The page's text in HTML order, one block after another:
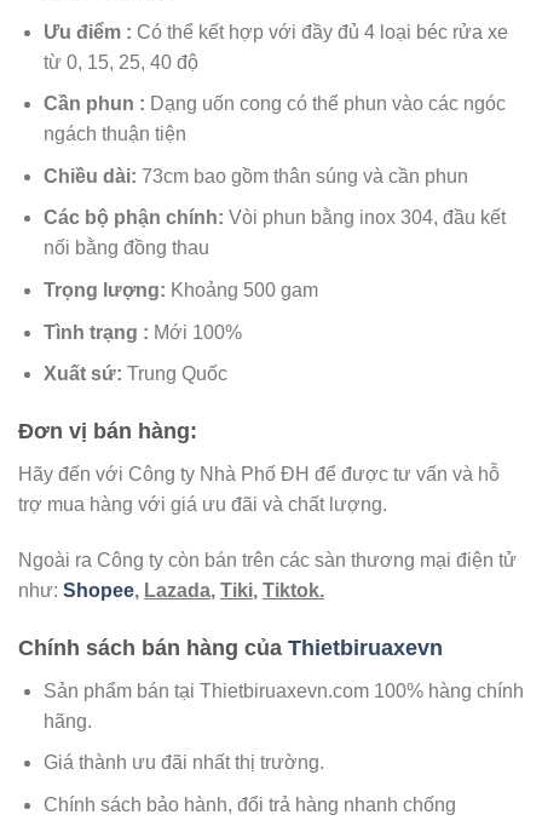
Ưu điểm : Có thể kết hợp với đầy đủ 4 loại béc rửa xe
từ 0, 15, 25, 40 độ
Cần phun : Dạng uốn cong có thể phun vào các ngóc
ngách thuận tiện
Chiều dài: 73cm bao gồm thân súng và cần phun
Các bộ phận chính: Vòi phun bằng inox 304, đầu kết
nối bằng đồng thau
Trọng lượng: Khoảng 500 gam
Tình trạng : Mới 100%
Xuất sứ: Trung Quốc
Đơn vị bán hàng:
Hãy đến với Công ty Nhà Phố ĐH để được tư vấn và hỗ
trợ mua hàng với giá ưu đãi và chất lượng.
Ngoài ra Công ty còn bán trên các sàn thương mại điện tử
như: Shopee, Lazada, Tiki, Tiktok.
Chính sách bán hàng của Thietbiruaxevn
Sản phẩm bán tại Thietbiruaxevn.com 100% hàng chính
hãng.
Giá thành ưu đãi nhất thị trường.
Chính sách bảo hành, đổi trả hàng nhanh chống